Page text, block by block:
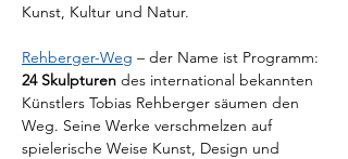
Kunst, Kultur und Natur.
Rehberger-Weg – der Name ist Programm:
24 Skulpturen des international bekannten
Künstlers Tobias Rehberger säumen den
Weg. Seine Werke verschmelzen auf
spielerische Weise Kunst, Design und